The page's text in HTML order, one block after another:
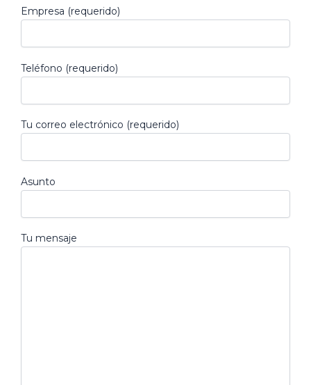
Empresa (requerido)
Teléfono (requerido)
Tu correo electrónico (requerido)
Asunto
Tu mensaje